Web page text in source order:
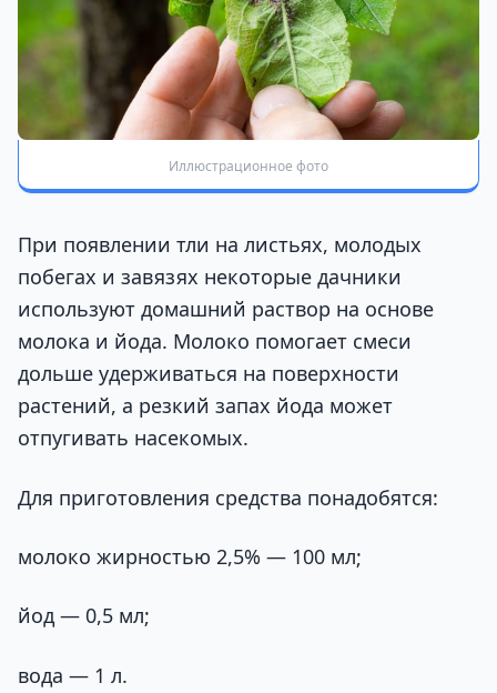
Иллюстрационное фото
При появлении тли на листьях, молодых
побегах и завязях некоторые дачники
используют домашний раствор на основе
молока и йода. Молоко помогает смеси
дольше удерживаться на поверхности
растений, а резкий запах йода может
отпугивать насекомых.
Для приготовления средства понадобятся:
молоко жирностью 2,5% — 100 мл;
йод — 0,5 мл;
вода — 1 л.